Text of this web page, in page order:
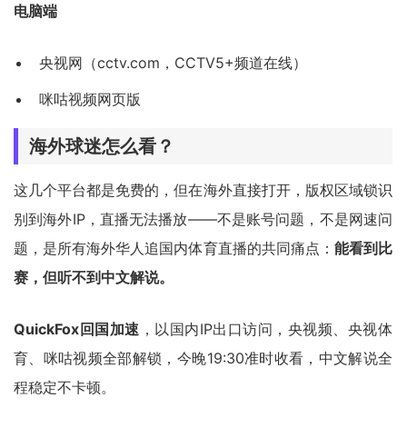
电脑端
央视网（cctv.com，CCTV5+频道在线）
咪咕视频网页版
海外球迷怎么看？
这几个平台都是免费的，但在海外直接打开，版权区域锁识
别到海外IP，直播无法播放——不是账号问题，不是网速问
题，是所有海外华人追国内体育直播的共同痛点： 能看到比
赛，但听不到中文解说。
QuickFox回国加速 ，以国内IP出口访问，央视频、央视体
育、咪咕视频全部解锁，今晚19:30准时收看，中文解说全
程稳定不卡顿。